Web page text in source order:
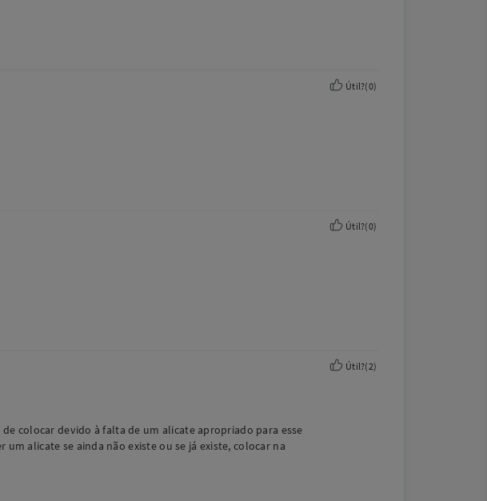
Útil?(0)
Útil?(0)
colocar devido à falta de um alicate apropriado para esse
alicate se ainda não existe ou se já existe, colocar na
Útil?(2)